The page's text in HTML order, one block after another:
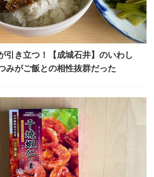
引き立つ！【成城石井】のいわし
みがご飯との相性抜群だった